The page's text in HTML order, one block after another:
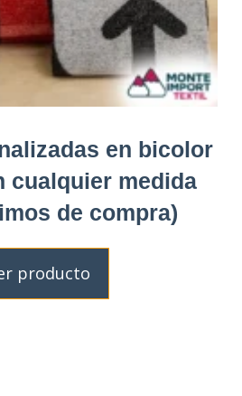
en bicolor
cualquier medida
de compra)
producto